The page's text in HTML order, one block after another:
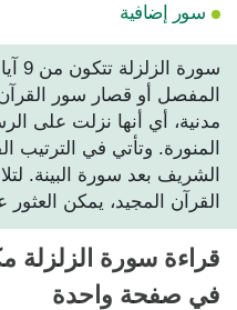
سور إضافية
المفصل أو قصار سور
مدنية، أي أنها نزلت على
الشريف بعد سورة البينة.
القرآن المجيد، يمكن العثور
قراءة سورة الزلزلة
في صفحة واحدة